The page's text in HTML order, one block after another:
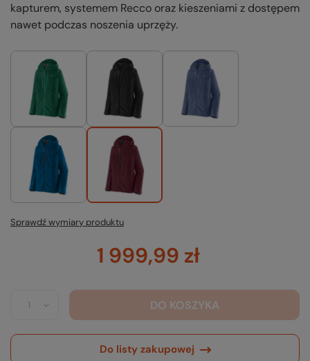
kapturem, systemem Recco oraz kieszeniami z dostępem
nawet podczas noszenia uprzęży.
Sprawdź wymiary produktu
1 999,99 zł
DO KOSZYKA
Do listy zakupowej